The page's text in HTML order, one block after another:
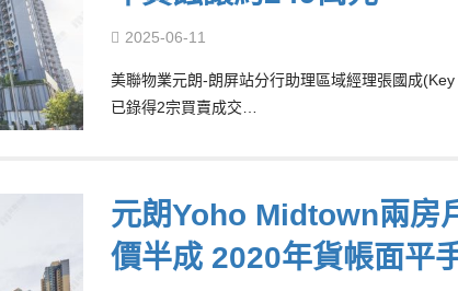
2025-06-11
美聯物業元朗-朗屏站分行助理區域經理張國成
已錄得2宗買賣成交…
元朗Yoho Midtown兩房
價半成 2020年貨帳面平